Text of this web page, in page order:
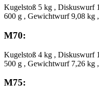
Kugelstoß 5 kg , Diskuswurf
600 g , Gewichtwurf 9,08 kg
M70:
Kugelstoß 4 kg , Diskuswurf
500 g , Gewichtwurf 7,26 kg
M75: